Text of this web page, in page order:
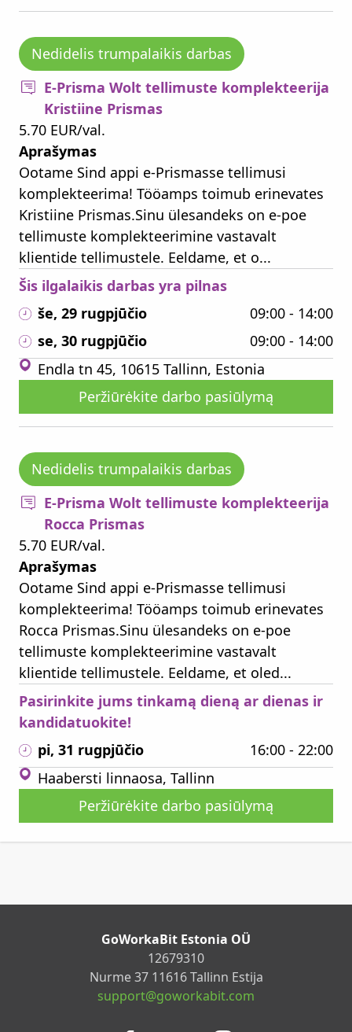
Nedidelis trumpalaikis darbas
E-Prisma Wolt tellimuste komplekteerija
Kristiine Prismas
5.70 EUR/val.
Aprašymas
Ootame Sind appi e-Prismasse tellimusi
komplekteerima! Tööamps toimub erinevates
Kristiine Prismas.Sinu ülesandeks on e-poe
tellimuste komplekteerimine vastavalt
klientide tellimustele. Eeldame, et o...
Šis ilgalaikis darbas yra pilnas
še, 29 rugpjūčio
09:00 - 14:00
se, 30 rugpjūčio
09:00 - 14:00
Endla tn 45, 10615 Tallinn, Estonia
Peržiūrėkite darbo pasiūlymą
Nedidelis trumpalaikis darbas
E-Prisma Wolt tellimuste komplekteerija
Rocca Prismas
5.70 EUR/val.
Aprašymas
Ootame Sind appi e-Prismasse tellimusi
komplekteerima! Tööamps toimub erinevates
Rocca Prismas.Sinu ülesandeks on e-poe
tellimuste komplekteerimine vastavalt
klientide tellimustele. Eeldame, et oled...
Pasirinkite jums tinkamą dieną ar dienas ir
kandidatuokite!
pi, 31 rugpjūčio
16:00 - 22:00
Haabersti linnaosa, Tallinn
Peržiūrėkite darbo pasiūlymą
GoWorkaBit Estonia OÜ
12679310
Nurme 37 11616 Tallinn Estija
support@goworkabit.com